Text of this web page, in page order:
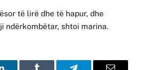
të lirë dhe të hapur, dhe
ndërkombëtar, shtoi marina.